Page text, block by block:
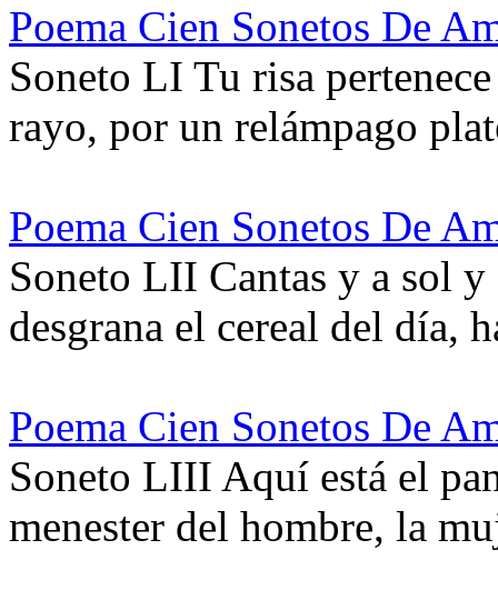
Poema Cien Sonetos De
Soneto LI Tu risa
rayo, por un relámpago
Poema Cien Sonetos De
Soneto LII Cantas y a sol
desgrana el cereal del día,
Poema Cien Sonetos De
Soneto LIII Aquí está el
menester del hombre, la